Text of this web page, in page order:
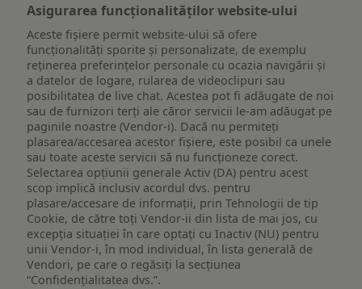
Asigurarea funcționalităților website-ului
Aceste fișiere permit website-ului să ofere
funcționalități sporite și personalizate, de exemplu
reţinerea preferinţelor personale cu ocazia navigării și
a datelor de logare, rularea de videoclipuri sau
posibilitatea de live chat. Acestea pot fi adăugate de noi
sau de furnizori terți ale căror servicii le-am adăugat pe
paginile noastre (Vendor-i). Dacă nu permiteți
plasarea/accesarea acestor fișiere, este posibil ca unele
sau toate aceste servicii să nu funcționeze corect.
Selectarea opțiunii generale Activ (DA) pentru acest
scop implică inclusiv acordul dvs. pentru
plasare/accesare de informații, prin Tehnologii de tip
Cookie, de către toți Vendor-ii din lista de mai jos, cu
excepția situației în care optați cu Inactiv (NU) pentru
unii Vendor-i, în mod individual, în lista generală de
Vendori, pe care o regăsiți la secțiunea
“Confidențialitatea dvs.”.